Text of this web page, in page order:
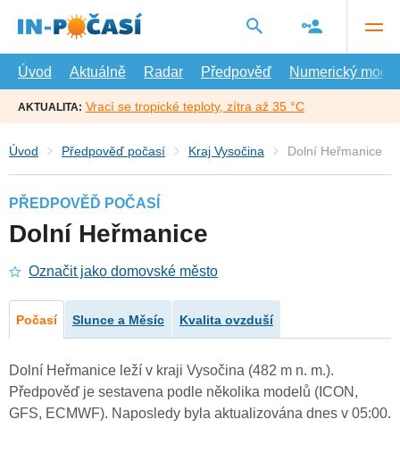
hlavní
Úvod
Aktuálně Radar Předpověď Numerický model
AKTUALITA: Vrací se tropické teploty, zítra až 35 °C
Úvod Předpověď počasí Kraj Vysočina Dolní Heřmanice
PŘEDPOVĚĎ POČASÍ
Dolní Heřmanice
Označit jako domovské město
Počasí Slunce a Měsíc Kvalita ovzduší
Dolní Heřmanice leží v kraji Vysočina (482 m n. m.).
Předpověď je sestavena podle několika modelů (ICON,
GFS, ECMWF). Naposledy byla aktualizována dnes v 05:00.